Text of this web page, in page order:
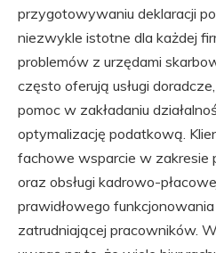
przygotowywaniu deklaracji
niezwykle istotne dla każdej
problemów z urzędami
często oferują usługi
pomoc w zakładaniu
optymalizację podatkową.
fachowe wsparcie w zakresie
oraz obsługi kadrowo-
prawidłowego
zatrudniającej pracowników.